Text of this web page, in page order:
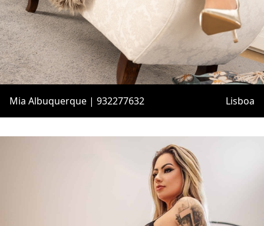
Mia Albuquerque | 932277632 Lisboa